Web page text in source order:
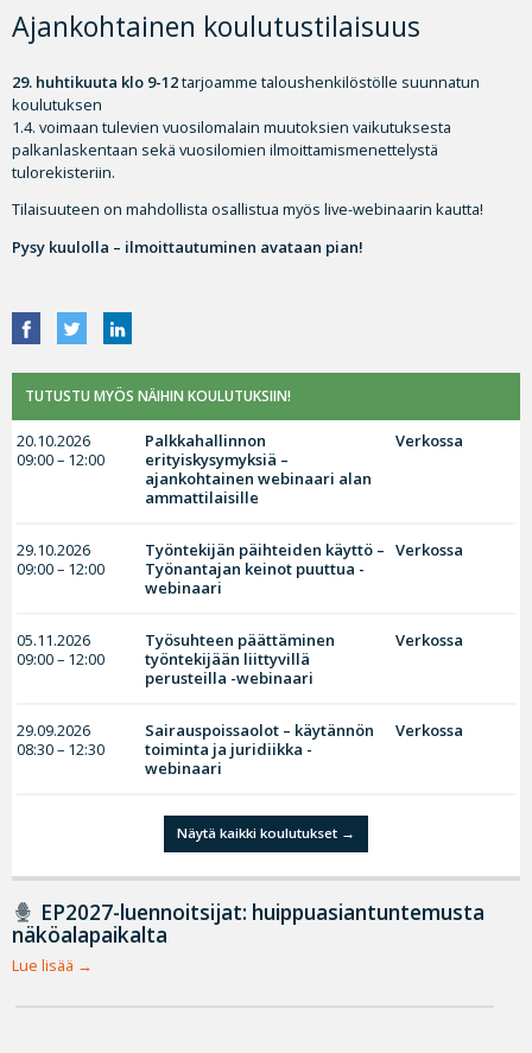
Ajankohtainen koulutustilaisuus
29. huhtikuuta klo 9-12tarjoamme taloushenkilöstölle suunnatun
koulutuksen
1.4. voimaan tulevien vuosilomalain muutoksien vaikutuksesta
palkanlaskentaan sekä vuosilomien ilmoittamismenettelystä
tulorekisteriin.
Tilaisuuteen on mahdollista osallistua myös live-webinaarin kautta!
Pysy kuulolla – ilmoittautuminen avataan pian!
TUTUSTU MYÖS NÄIHIN KOULUTUKSIIN!
20.10.2026
09:00 – 12:00
Palkkahallinnon
erityiskysymyksiä –
ajankohtainen webinaari alan
ammattilaisille
Verkossa
29.10.2026
09:00 – 12:00
Työntekijän päihteiden käyttö –
Työnantajan keinot puuttua -
webinaari
Verkossa
05.11.2026
09:00 – 12:00
Työsuhteen päättäminen
työntekijään liittyvillä
perusteilla -webinaari
Verkossa
29.09.2026
08:30 – 12:30
Sairauspoissaolot – käytännön
toiminta ja juridiikka -
webinaari
Verkossa
Näytä kaikki koulutukset
EP2027-luennoitsijat: huippuasiantuntemusta
näköalapaikalta
Lue lisää